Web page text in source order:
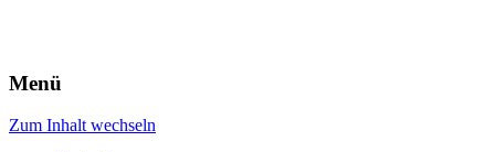
Menü
Zum Inhalt wechseln